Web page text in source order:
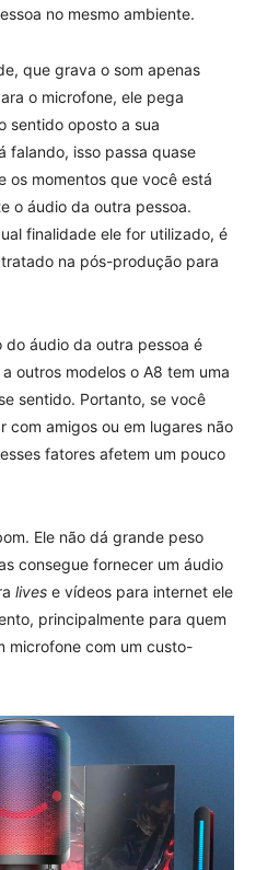
no mesmo ambiente.
que grava o som apenas
o microfone, ele pega
sentido oposto a sua
falando, isso passa quase
os momentos que você está
o áudio da outra pessoa.
finalidade ele for utilizado, é
na pós-produção para
áudio da outra pessoa é
outros modelos o A8 tem uma
sentido. Portanto, se você
amigos ou em lugares não
fatores afetem um pouco
Ele não dá grande peso
consegue fornecer um áudio
lives e vídeos para internet ele
principalmente para quem
microfone com um custo-